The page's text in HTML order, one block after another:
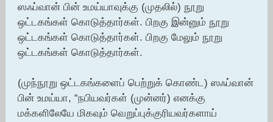
ஸஃப்வான் பின் உமய்யாவுக்கு (முதலில்) நூறு
ஒட்டகங்கள் கொடுத்தார்கள். பிறகு இன்னும் நூறு
ஒட்டகங்கள் கொடுத்தார்கள். பிறகு மேலும் நூறு
ஒட்டகங்கள் கொடுத்தார்கள்.
(முந்நூறு ஒட்டகங்களைப் பெற்றுக் கொண்ட) ஸஃப்வான்
பின் உமய்யா, “நபியவர்கள் (முன்னர்) எனக்கு
மக்களிலேயே மிகவும் வெறுப்புக்குரியவர்களாய்